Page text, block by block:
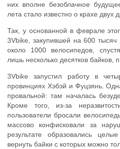
них вполне безоблачное
лета стало известно о крахе двух
Так, у основанной в феврале
3Vbike, закупившей на 600
около 1000 велосипедов,
лишь несколько десятков байков,
3Vbike запустил работу в
провинциях Хэбэй и Фуцзянь.
провальной: там началась
Кроме того, из-за
пользователи бросали
массово конфисковали за
результате образовались
вернуть байки с которых можно